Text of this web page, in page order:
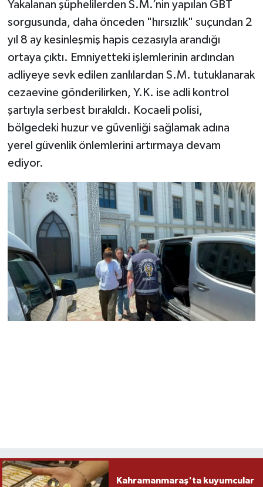
Yakalanan şüphelilerden S.M.’nin yapılan GBT
sorgusunda, daha önceden "hırsızlık" suçundan 2
yıl 8 ay kesinleşmiş hapis cezasıyla arandığı
ortaya çıktı. Emniyetteki işlemlerinin ardından
adliyeye sevk edilen zanlılardan S.M. tutuklanarak
cezaevine gönderilirken, Y.K. ise adli kontrol
şartıyla serbest bırakıldı. Kocaeli polisi,
bölgedeki huzur ve güvenliği sağlamak adına
yerel güvenlik önlemlerini artırmaya devam
ediyor.
Kahramanmaraş'ta kuyumcular